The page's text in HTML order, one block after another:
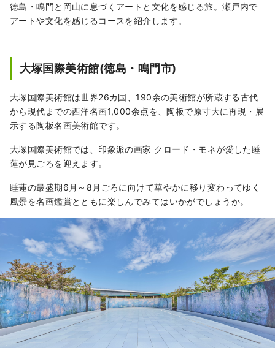
喫！ 世界三大潮流といわれる鳴門の渦潮をは
じめ、阿波おどり、お遍路などの観光スポッ
徳島・鳴門と岡山に息づくアートと文化を感じる旅。瀬戸内で
アートや文化を感じるコースを紹介します。
大塚国際美術館(徳島・鳴門市)
大塚国際美術館は世界26カ国、190余の美術館が所蔵する古代
から現代までの西洋名画1,000余点を、陶板で原寸大に再現・展
示する陶板名画美術館です。
大塚国際美術館では、印象派の画家 クロード・モネが愛した睡
蓮が見ごろを迎えます。
睡蓮の最盛期6月～8月ごろに向けて華やかに移り変わってゆく
風景を名画鑑賞とともに楽しんでみてはいかがでしょうか。